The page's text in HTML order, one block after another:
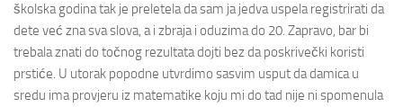
školska godina tak je preletela da sam ja jedva uspela registrirati da
dete već zna sva slova, a i zbraja i oduzima do 20. Zapravo, bar bi
trebala znati do točnog rezultata dojti bez da poskrivečki koristi
prstiće. U utorak popodne utvrdimo sasvim usput da damica u
sredu ima provjeru iz matematike koju mi do tad nije ni spomenula